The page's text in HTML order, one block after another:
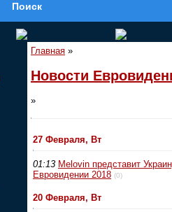
Поиск
Главная »
Новости
»
27 Февраля, Вт
01:13 Melovin представит
Евровидении 2018 (0)
20 Февраля, Вт